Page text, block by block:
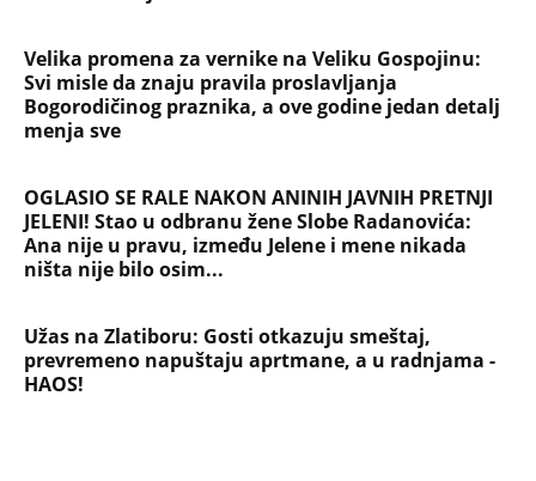
Velika promena za vernike na Veliku Gospojinu:
Svi misle da znaju pravila proslavljanja
Bogorodičinog praznika, a ove godine jedan detalj
menja sve
OGLASIO SE RALE NAKON ANINIH JAVNIH PRETNJI
JELENI! Stao u odbranu žene Slobe Radanovića:
Ana nije u pravu, između Jelene i mene nikada
ništa nije bilo osim...
Užas na Zlatiboru: Gosti otkazuju smeštaj,
prevremeno napuštaju aprtmane, a u radnjama -
HAOS!